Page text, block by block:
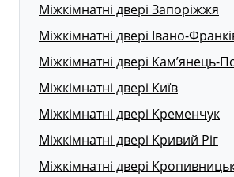
Міжкімнатні двері Запоріжжя
Міжкімнатні двері Івано-
Міжкімнатні двері Кам’янець-
Міжкімнатні двері Київ
Міжкімнатні двері Кременчук
Міжкімнатні двері Кривий Ріг
Міжкімнатні двері